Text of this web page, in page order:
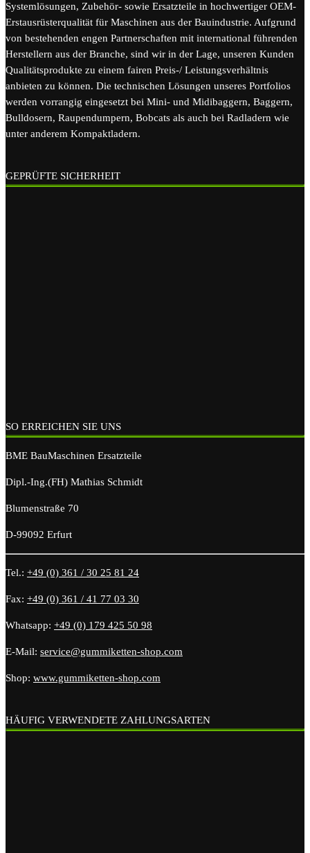
Systemlösungen, Zubehör- sowie Ersatzteile in hochwertiger OEM-
Erstausrüsterqualität für Maschinen aus der Bauindustrie. Aufgrund
von bestehenden engen Partnerschaften mit international führenden
Herstellern aus der Branche, sind wir in der Lage, unseren Kunden
Qualitätsprodukte zu einem fairen Preis-/ Leistungsverhältnis
anbieten zu können. Die technischen Lösungen unseres Portfolios
werden vorrangig eingesetzt bei Mini- und Midibaggern, Baggern,
Bulldosern, Raupendumpern, Bobcats als auch bei Radladern wie
unter anderem Kompaktladern.
GEPRÜFTE SICHERHEIT
SO ERREICHEN SIE UNS
BME BauMaschinen Ersatzteile
Dipl.-Ing.(FH) Mathias Schmidt
Blumenstraße 70
D-99092 Erfurt
Tel.: +49 (0) 361 / 30 25 81 24
Fax: +49 (0) 361 / 41 77 03 30
Whatsapp: +49 (0) 179 425 50 98
E-Mail: service@gummiketten-shop.com
Shop: www.gummiketten-shop.com
HÄUFIG VERWENDETE ZAHLUNGSARTEN